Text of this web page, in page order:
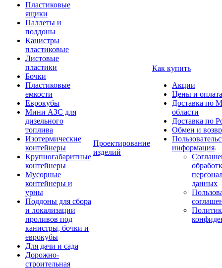
Пластиковые
ящики
Паллеты и
поддоны
Канистры
пластиковые
Листовые
пластики
Бочки
Пластиковые
емкости
Еврокубы
Мини АЗС для
дизельного
топлива
Изотермические
контейнеры
Крупногабаритные
контейнеры
Мусорные
контейнеры и
урны
Поддоны для сбора
и локализации
проливов под
канистры, бочки и
еврокубы
Для дачи и сада
Дорожно-
строительная
Проектирование
изделий
Как купить
Акции
Цены и оплата
Доставка по
области
Доставка по
Обмен и
информация
данных